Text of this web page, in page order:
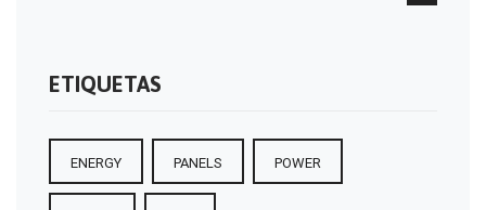
ETIQUETAS
ENERGY PANELS POWER